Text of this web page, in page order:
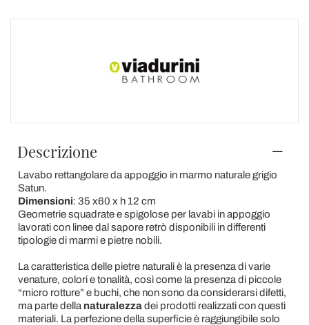
Descrizione
Lavabo rettangolare da appoggio in marmo naturale grigio
Satun.
Dimensioni: 35 x60 x h 12 cm
Geometrie squadrate e spigolose per lavabi in appoggio
lavorati con linee dal sapore retrò disponibili in differenti
tipologie di marmi e pietre nobili.
La caratteristica delle pietre naturali è la presenza di varie
venature, colori e tonalità, così come la presenza di piccole
“micro rotture” e buchi, che non sono da considerarsi difetti,
ma parte della naturalezzadei prodotti realizzati con questi
materiali. La perfezione della superficie è raggiungibile solo